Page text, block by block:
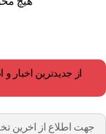
از جدیدترین اخبار